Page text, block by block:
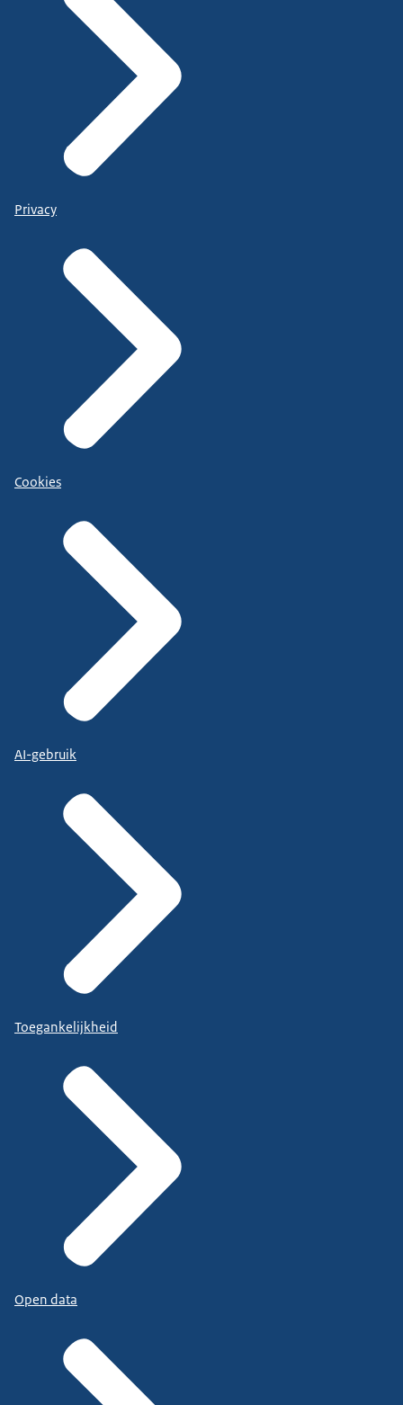
Privacy
Cookies
AI-gebruik
Toegankelijkheid
Open data